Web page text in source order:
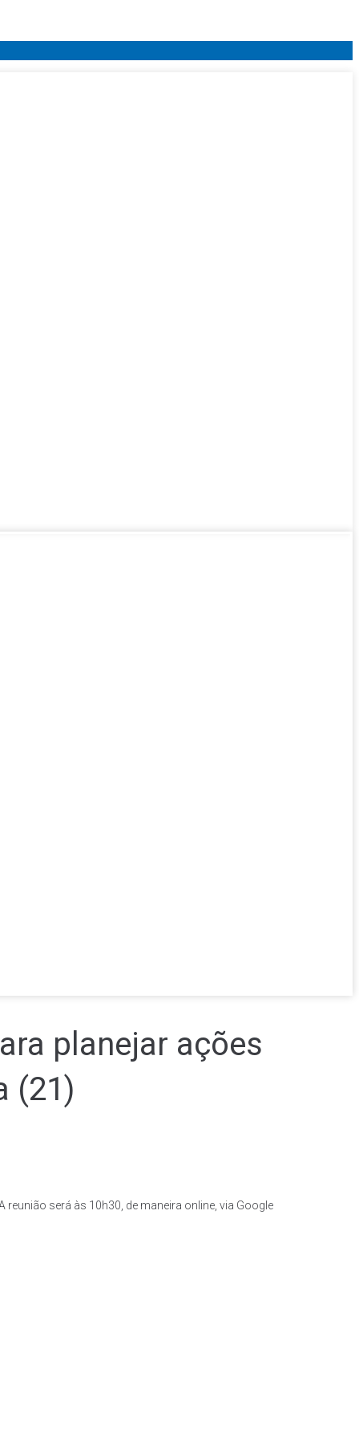
planejar ações
(21)
será às 10h30, de maneira online, via Google